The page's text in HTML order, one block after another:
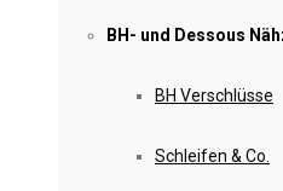
BH- und Dessous
BH Verschlüsse
Schleifen & Co.